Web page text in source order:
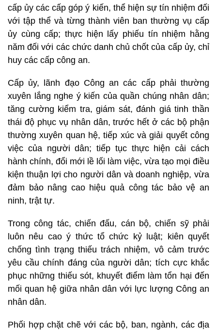
cấp ủy các cấp góp ý kiến, thể hiện sự tín nhiệm đối
với tập thể và từng thành viên ban thường vụ cấp
ủy cùng cấp; thực hiện lấy phiếu tín nhiệm hằng
năm đối với các chức danh chủ chốt của cấp ủy, chỉ
huy các cấp công an.
Cấp ủy, lãnh đạo Công an các cấp phải thường
xuyên lắng nghe ý kiến của quần chúng nhân dân;
tăng cường kiểm tra, giám sát, đánh giá tinh thần
thái độ phục vụ nhân dân, trước hết ở các bộ phận
thường xuyên quan hệ, tiếp xúc và giải quyết công
việc của người dân; tiếp tục thực hiện cải cách
hành chính, đổi mới lề lối làm việc, vừa tạo mọi điều
kiện thuận lợi cho người dân và doanh nghiệp, vừa
đảm bảo nâng cao hiệu quả công tác bảo vệ an
ninh, trật tự.
Trong công tác, chiến đấu, cán bộ, chiến sỹ phải
luôn nêu cao ý thức tổ chức kỷ luật; kiên quyết
chống tình trạng thiếu trách nhiệm, vô cảm trước
yêu cầu chính đáng của người dân; tích cực khắc
phục những thiếu sót, khuyết điểm làm tổn hại đến
mối quan hệ giữa nhân dân với lực lượng Công an
nhân dân.
Phối hợp chặt chẽ với các bộ, ban, ngành, các địa